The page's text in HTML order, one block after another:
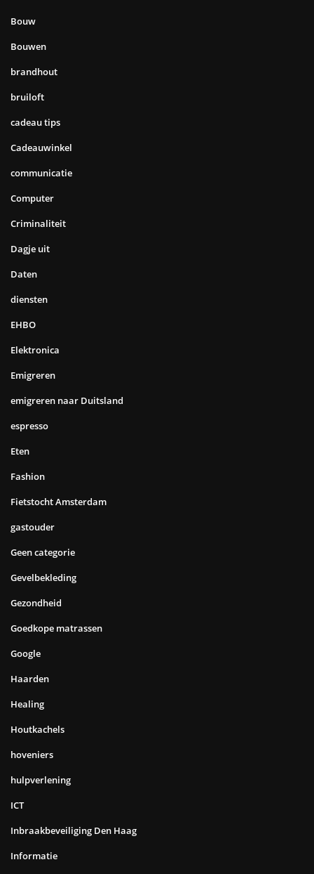
Bouw
Bouwen
brandhout
bruiloft
cadeau tips
Cadeauwinkel
communicatie
Computer
Criminaliteit
Dagje uit
Daten
diensten
EHBO
Elektronica
Emigreren
emigreren naar Duitsland
espresso
Eten
Fashion
Fietstocht Amsterdam
gastouder
Geen categorie
Gevelbekleding
Gezondheid
Goedkope matrassen
Google
Haarden
Healing
Houtkachels
hoveniers
hulpverlening
ICT
Inbraakbeveiliging Den Haag
Informatie